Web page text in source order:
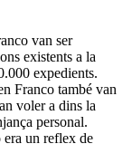
van ser
existents a la
expedients.
Franco també van
voler a dins la
personal.
era un reflex de